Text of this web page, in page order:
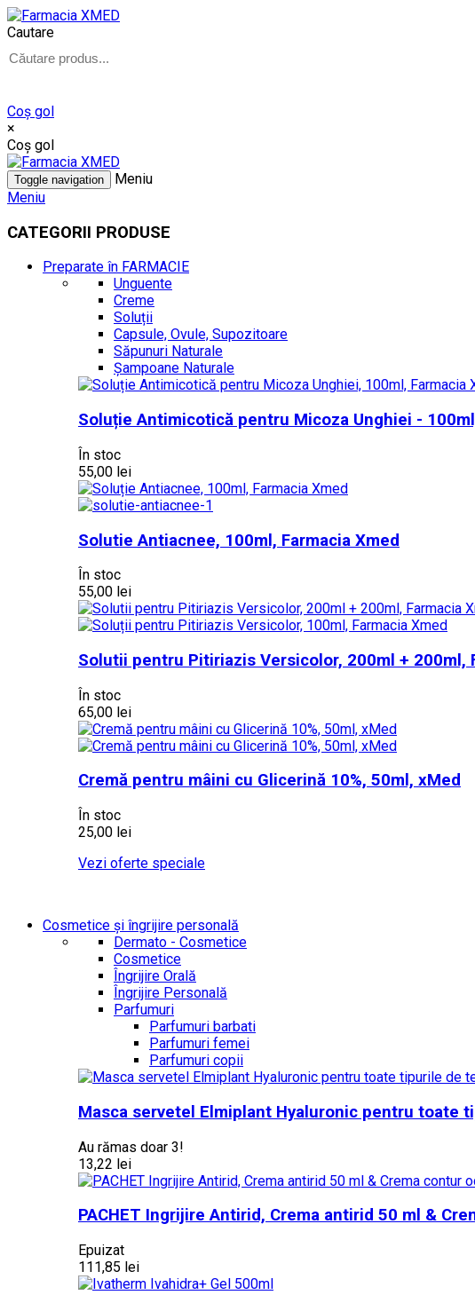
Cautare
Coş gol
×
Coş gol
Toggle navigation
Meniu
Meniu
CATEGORII PRODUSE
Preparate în FARMACIE
Unguente
Creme
Soluții
Capsule, Ovule, Supozitoare
Săpunuri Naturale
Șampoane Naturale
Soluție Antimicotică pentru Micoza Unghiei -
În stoc
55,00 lei
Solutie Antiacnee, 100ml, Farmacia Xmed
În stoc
55,00 lei
Solutii pentru Pitiriazis Versicolor, 200ml + 200ml,
În stoc
65,00 lei
Cremă pentru mâini cu Glicerină 10%, 50ml, xMed
În stoc
25,00 lei
Vezi oferte speciale
Cosmetice și îngrijire personală
Dermato - Cosmetice
Cosmetice
Îngrijire Orală
Îngrijire Personală
Parfumuri
Parfumuri barbati
Parfumuri femei
Parfumuri copii
Masca servetel Elmiplant Hyaluronic pentru toate
Au rămas doar 3!
13,22 lei
PACHET Ingrijire Antirid, Crema antirid 50 ml &
Epuizat
111,85 lei